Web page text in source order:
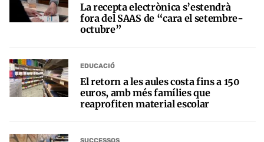
La recepta electrònica s’estendrà
fora del SAAS de “cara el setembre-
octubre”
EDUCACIÓ
El retorn a les aules costa fins a 150
euros, amb més famílies que
reaprofiten material escolar